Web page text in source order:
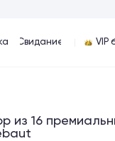
VIP букеты
из 16